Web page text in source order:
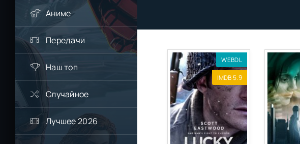
Аниме
Передачи
Наш топ
Случайное
Лучшее 2026
WEBDL
IMDB 5.9